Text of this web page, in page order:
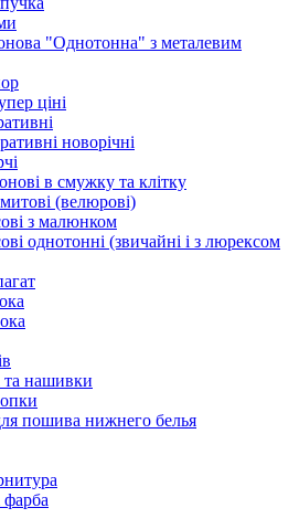
"Однотонна" з металевим
ціні
новорічні
в смужку та клітку
(велюрові)
з малюнком
однотонні (звичайні і з люрексом
нашивки
пошива нижнего белья